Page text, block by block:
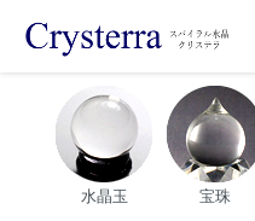
水晶玉 宝珠